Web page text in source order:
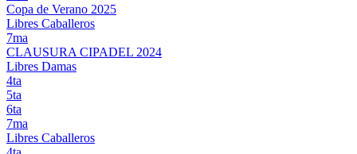
Copa de Verano 2025
Libres Caballeros
7ma
CLAUSURA CIPADEL 2024
Libres Damas
4ta
5ta
6ta
7ma
Libres Caballeros